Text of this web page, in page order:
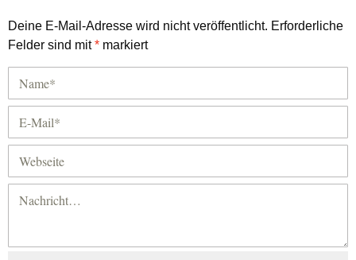
Deine E-Mail-Adresse wird nicht veröffentlicht. Erforderliche
Felder sind mit* markiert